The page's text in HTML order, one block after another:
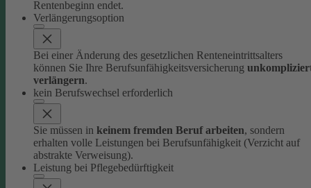
Rentenbeginn endet.
Verlängerungsoption
Bei einer Änderung des gesetzlichen Renteneintrittsalters
können Sie Ihre Berufsunfähigkeitsversicherung
verlängern.
kein Berufswechsel erforderlich
Sie müssen in keinem fremden Beruf arbeiten, sondern
erhalten volle Leistungen bei Berufsunfähigkeit (Verzicht auf
abstrakte Verweisung).
Leistung bei Pflegebedürftigkeit